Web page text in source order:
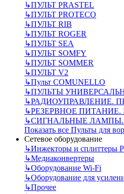
↳ПУЛЬТ PRASTEL
↳ПУЛЬТ PROTECO
↳ПУЛЬТ RIB
↳ПУЛЬТ ROGER
↳ПУЛЬТ SEA
↳ПУЛЬТ SOMFY
↳ПУЛЬТ SOMMER
↳ПУЛЬТ V2
↳Пульт СOMUNELLO
↳ПУЛЬТЫ
↳РАДИОУПРАВЛЕНИЕ.
↳РЕЗЕРВНОЕ ПИТАНИЕ.
↳СИГНАЛЬНЫЕ
Показать все Пульты для
Сетевое оборудование
↳Инжекторы и сплиттеры
↳Медиаконвертеры
↳Оборудование Wi-Fi
↳Оборудование для
↳Прочее